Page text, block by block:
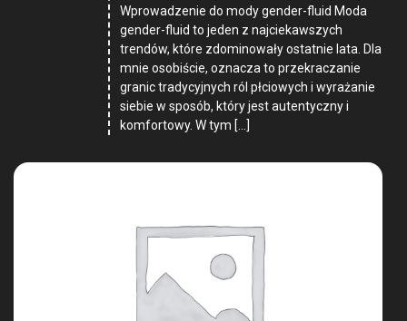
Wprowadzenie do mody gender-fluid Moda
gender-fluid to jeden z najciekawszych
trendów, które zdominowały ostatnie lata. Dla
mnie osobiście, oznacza to przekraczanie
granic tradycyjnych ról płciowych i wyrażanie
siebie w sposób, który jest autentyczny i
komfortowy. W tym […]